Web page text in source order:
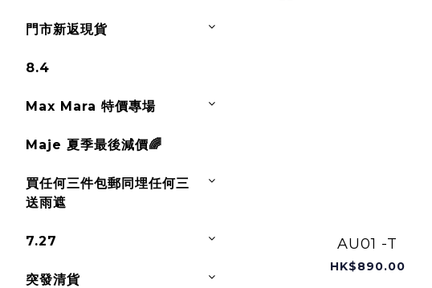
門市新返現貨
8.4
Max Mara 特價專場
Maje 夏季最後減價🌈
買任何三件包郵同埋任何三
送雨遮
7.27
突發清貨
AU01 -T
HK$890.00